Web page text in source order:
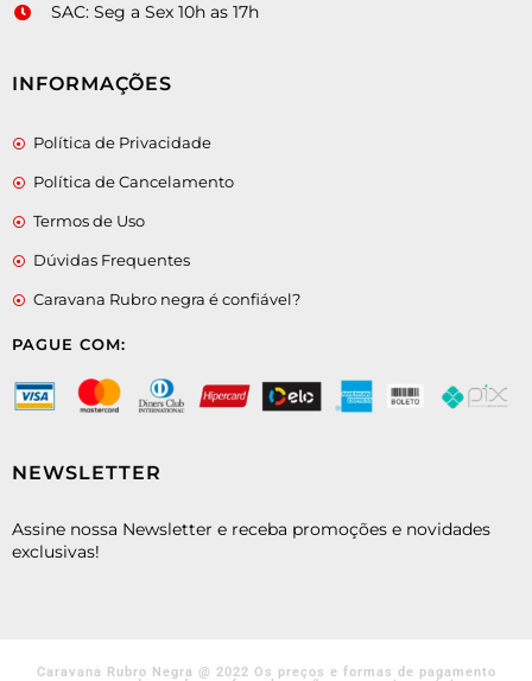
SAC: Seg a Sex 10h as 17h
INFORMAÇÕES
Política de Privacidade
Política de Cancelamento
Termos de Uso
Dúvidas Frequentes
Caravana Rubro negra é confiável?
PAGUE COM:
NEWSLETTER
Assine nossa Newsletter e receba promoções e novidades
exclusivas!
Caravana Rubro Negra @ 2022 Os preços e formas de pagamento